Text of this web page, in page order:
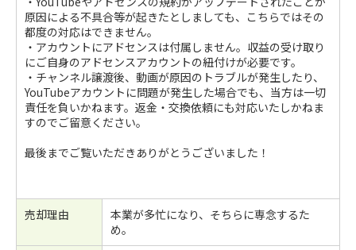
原因による不具合等が起きたとしましても、こちらではその
都度の対応はできません。
・アカウントにアドセンスは付属しません。収益の受け取り
にご自身のアドセンスアカウントの紐付けが必要です。
・チャンネル譲渡後、動画が原因のトラブルが発生したり、
YouTubeアカウントに問題が発生した場合でも、当方は一切
責任を負いかねます。返金・交換依頼にも対応いたしかねま
すのでご留意ください。
最後までご覧いただきありがとうございました！
売却理由
本業が多忙になり、そちらに専念するた
め。